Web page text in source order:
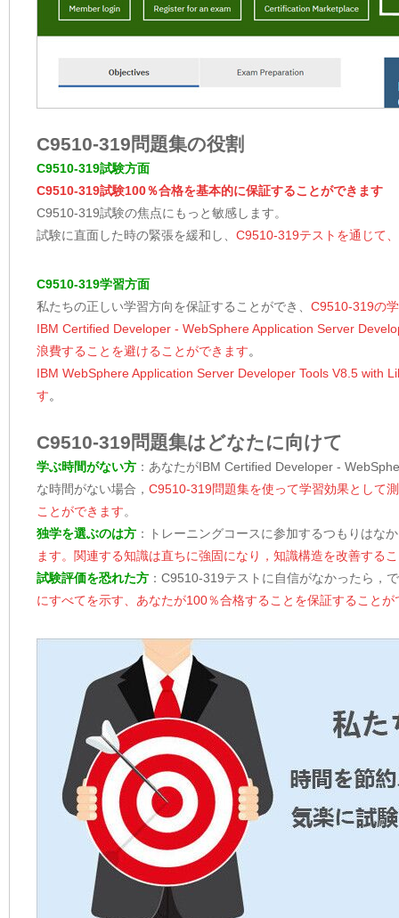
C9510-319問題集の役割
C9510-319試験方面
C9510-319試験100％合格を基本的に保証することができます
C9510-319試験の焦点にもっと敏感します。
試験に直面した時の緊張を緩和し、 C9510-319テストを通じて
C9510-319学習方面
私たちの正しい学習方向を保証することができ、 C9510-319の
IBM Certified Developer - WebSphere Application Server
浪費することを避けることができます。
IBM WebSphere Application Server Developer Tools V8.5 with
す。
C9510-319問題集はどなたに向けて
学ぶ時間がない方 ：あなたがIBM Certified Developer -
な時間がない場合， C9510-319問題集を使って学習効果として
ことができます。
独学を選ぶのは方 ：トレーニングコースに参加するつもりはな
ます。関連する知識は直ちに強固になり，知識構造を改善する
試験評価を恐れた方 ：C9510-319テストに自信がなかったら，
にすべてを示す、あなたが100％合格することを保証することが